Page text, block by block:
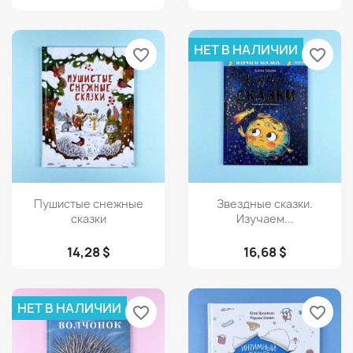
Просмотр
Пушистые снежные
сказки
14,28 $
favorite_border
Просмотр
Звездные сказки.
Изучаем...
16,68 $
НЕТ В НАЛИЧИИ favorite_border
НЕТ В НАЛИЧИИ favorite_border favorite_border